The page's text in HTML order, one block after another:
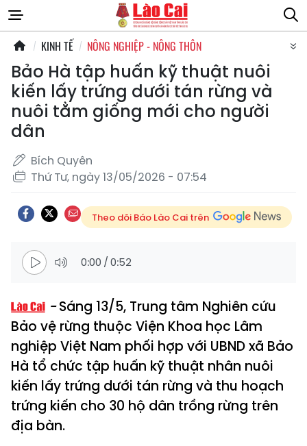
KINH TẾ NÔNG NGHIỆP - NÔNG THÔN
Bảo Hà tập huấn kỹ thuật nuôi
kiến lấy trứng dưới tán rừng và
nuôi tằm giống mới cho người
dân
Bích Quyên
Thứ Tư, ngày 13/05/2026 - 07:54
Theo dõi Báo Lào Cai trên
0:00 /0:52
Sáng 13/5, Trung tâm Nghiên cứu
Bảo vệ rừng thuộc Viện Khoa học Lâm
nghiệp Việt Nam phối hợp với UBND xã Bảo
Hà tổ chức tập huấn kỹ thuật nhân nuôi
kiến lấy trứng dưới tán rừng và thu hoạch
trứng kiến cho 30 hộ dân trồng rừng trên
địa bàn.